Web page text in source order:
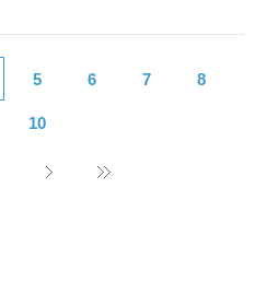
5 6 7 8
10